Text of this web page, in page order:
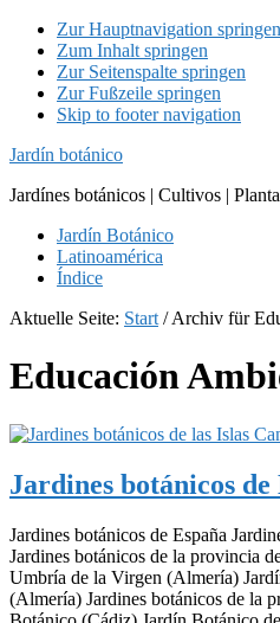
Zur Hauptnavigation springen
Zum Inhalt springen
Zur Seitenspalte springen
Zur Fußzeile springen
Skip to footer navigation
Jardín botánico
Jardínes botánicos | Cultivos |
Jardín Botánico
Latinoamérica
Índice
Aktuelle Seite: Start /Archiv für
Educación
Jardines botánicos de
Jardines botánicos de España
Jardines botánicos de la provincia
Umbría de la Virgen (Almería)
(Almería) Jardines botánicos de la